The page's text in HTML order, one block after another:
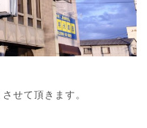
せて頂きます。